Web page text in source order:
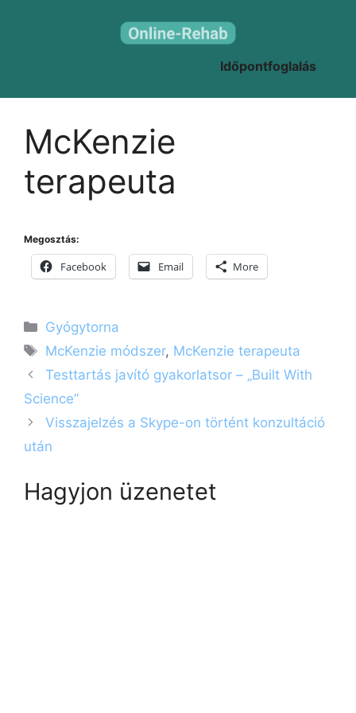
Időpontfoglalás
McKenzie
terapeuta
Megosztás:
Facebook Email More
Kategória
Gyógytorna
Címkék
McKenzie módszer, McKenzie terapeuta
Testtartás javító gyakorlatsor – „Built With
Science”
Visszajelzés a Skype-on történt konzultáció
után
Hagyjon üzenetet